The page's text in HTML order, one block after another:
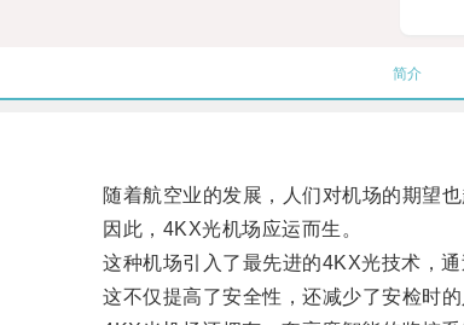
简介
随着航空业的发展，人们对机场的期望也
因此，4KX光机场应运而生。
这种机场引入了最先进的4KX光技术，通
这不仅提高了安全性，还减少了安检时的